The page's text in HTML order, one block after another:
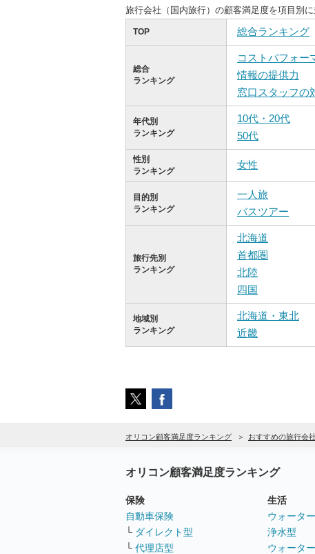
旅行会社（国内旅行）の顧客満足度を項目別
TOP 総合ランキング
総合
ランキング
コストパフォー
情報の提供力
窓口スタッフの
年代別
ランキング
10代・20代
50代
性別
ランキング
女性
目的別
ランキング
一人旅
バスツアー
旅行先別
ランキング
北海道
首都圏
北陸
四国
地域別
ランキング
北海道・東北
近畿
オリコン顧客満足度ランキング おすすめの旅行会
オリコン顧客満足度ランキング
保険
自動車保険
└ ダイレクト型
└ 代理店型
生活
ウォータ
浄水型
ウォータ